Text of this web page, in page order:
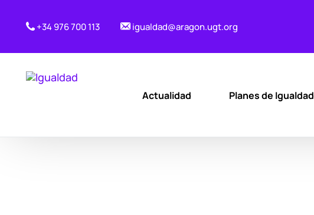
+34 976 700 113 igualdad@aragon.ugt.org
Actualidad Planes de Igualdad